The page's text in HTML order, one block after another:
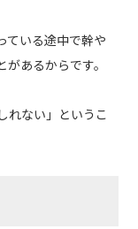
ている途中で幹や
あるからです。
れない」というこ